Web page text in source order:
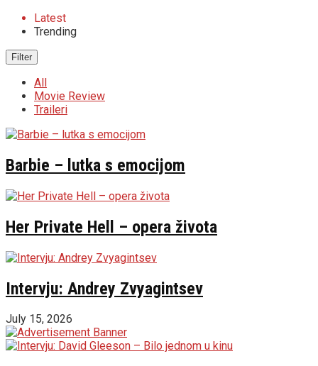
Latest
Trending
Filter
All
Movie Review
Traileri
Barbie – lutka s emocijom
Her Private Hell – opera života
Intervju: Andrey Zvyagintsev
July 15, 2026